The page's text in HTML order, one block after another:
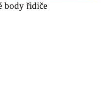
body řidiče